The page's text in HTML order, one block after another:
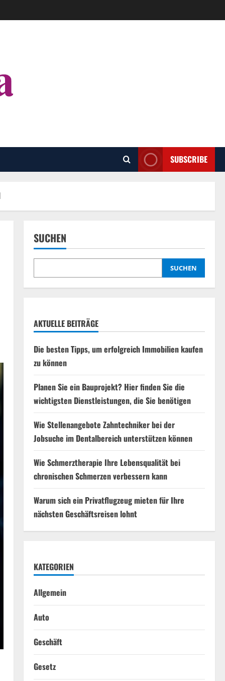
SUBSCRIBE
SUCHEN
SUCHEN
AKTUELLE BEITRÄGE
Die besten Tipps, um erfolgreich Immobilien kaufen
zu können
Planen Sie ein Bauprojekt? Hier finden Sie die
wichtigsten Dienstleistungen, die Sie benötigen
Wie Stellenangebote Zahntechniker bei der
Jobsuche im Dentalbereich unterstützen können
Wie Schmerztherapie Ihre Lebensqualität bei
chronischen Schmerzen verbessern kann
Warum sich ein Privatflugzeug mieten für Ihre
nächsten Geschäftsreisen lohnt
KATEGORIEN
Allgemein
Auto
Geschäft
Gesetz